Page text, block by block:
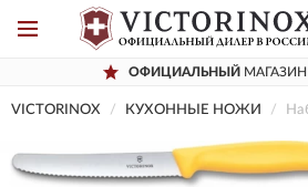
ОФИЦИАЛЬНЫЙ МАГАЗИН
VICTORINOX КУХОННЫЕ НОЖИ